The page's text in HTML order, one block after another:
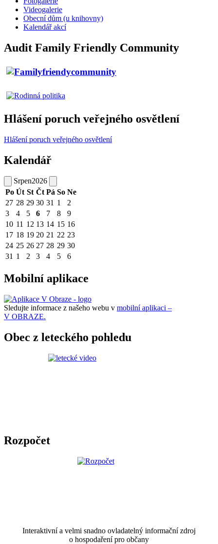
Videogalerie
Obecní dům (u knihovny)
Kalendář akcí
Audit Family Friendly Community
Hlášení poruch veřejného osvětlení
Hlášení poruch veřejného osvětlení
Kalendář
Srpen2026
Po Út St Čt Pá So Ne
27 28 29 30 31 1
2
3
4 5 6 7 8
9
10 11 12 13 14 15 16
17 18 19 20 21 22 23
24 25 26 27 28 29 30
31 1 2 3 4 5 6
Mobilní aplikace
Sledujte informace z našeho webu v mobilní aplikaci –
V OBRAZE.
Obec z leteckého pohledu
Rozpočet
Interaktivní a velmi snadno ovladatelný informační zdroj
o hospodaření pro občany